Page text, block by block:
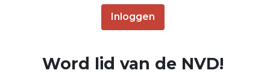
Inloggen
Word lid van de NVD!